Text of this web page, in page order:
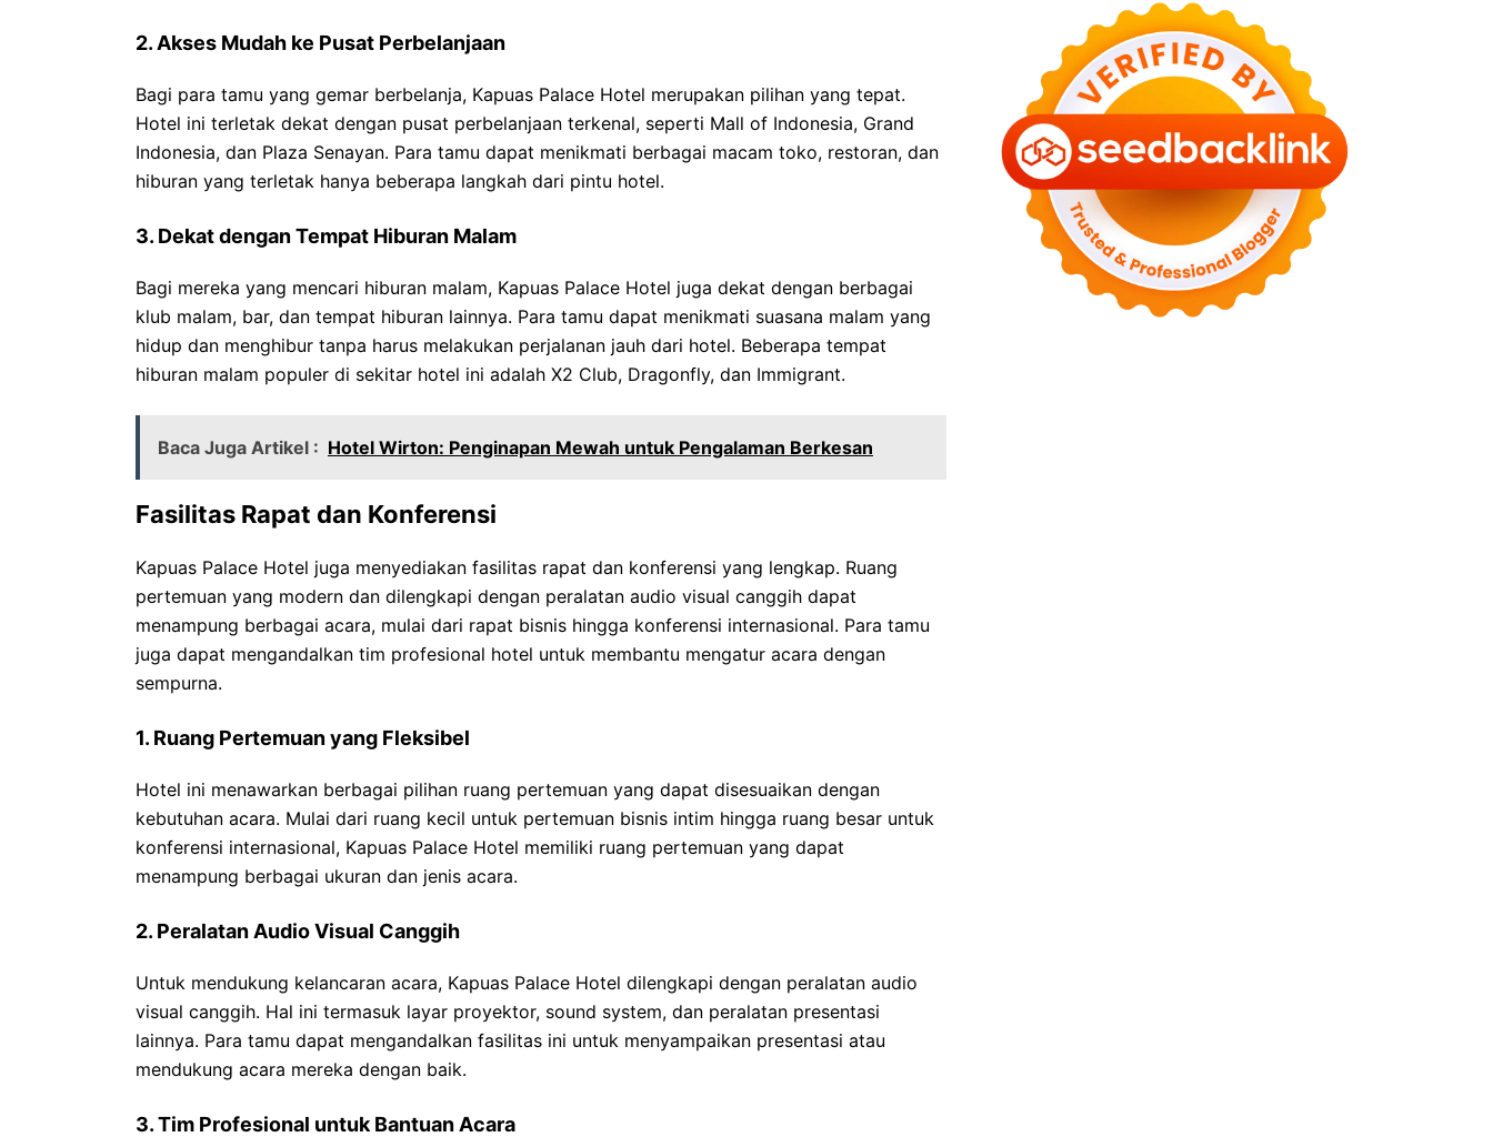
2. Akses Mudah ke Pusat Perbelanjaan
Bagi para tamu yang gemar berbelanja, Kapuas Palace Hotel merupakan pilihan yang tepat.
Hotel ini terletak dekat dengan pusat perbelanjaan terkenal, seperti Mall of Indonesia, Grand
Indonesia, dan Plaza Senayan. Para tamu dapat menikmati berbagai macam toko, restoran, dan
hiburan yang terletak hanya beberapa langkah dari pintu hotel.
3. Dekat dengan Tempat Hiburan Malam
Bagi mereka yang mencari hiburan malam, Kapuas Palace Hotel juga dekat dengan berbagai
klub malam, bar, dan tempat hiburan lainnya. Para tamu dapat menikmati suasana malam yang
hidup dan menghibur tanpa harus melakukan perjalanan jauh dari hotel. Beberapa tempat
hiburan malam populer di sekitar hotel ini adalah X2 Club, Dragonfly, dan Immigrant.
Baca Juga Artikel : Hotel Wirton: Penginapan Mewah untuk Pengalaman Berkesan
Fasilitas Rapat dan Konferensi
Kapuas Palace Hotel juga menyediakan fasilitas rapat dan konferensi yang lengkap. Ruang
pertemuan yang modern dan dilengkapi dengan peralatan audio visual canggih dapat
menampung berbagai acara, mulai dari rapat bisnis hingga konferensi internasional. Para tamu
juga dapat mengandalkan tim profesional hotel untuk membantu mengatur acara dengan
sempurna.
1. Ruang Pertemuan yang Fleksibel
Hotel ini menawarkan berbagai pilihan ruang pertemuan yang dapat disesuaikan dengan
kebutuhan acara. Mulai dari ruang kecil untuk pertemuan bisnis intim hingga ruang besar untuk
konferensi internasional, Kapuas Palace Hotel memiliki ruang pertemuan yang dapat
menampung berbagai ukuran dan jenis acara.
2. Peralatan Audio Visual Canggih
Untuk mendukung kelancaran acara, Kapuas Palace Hotel dilengkapi dengan peralatan audio
visual canggih. Hal ini termasuk layar proyektor, sound system, dan peralatan presentasi
lainnya. Para tamu dapat mengandalkan fasilitas ini untuk menyampaikan presentasi atau
mendukung acara mereka dengan baik.
3. Tim Profesional untuk Bantuan Acara